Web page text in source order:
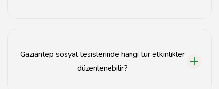
Gaziantep sosyal tesislerinde hangi tür etkinlikler
düzenlenebilir?